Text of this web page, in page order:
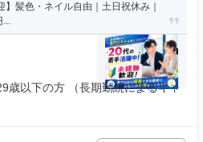
】髪色・ネイル自由｜土日祝休み｜
...
歳以下の方 （長期勤続によるキャ